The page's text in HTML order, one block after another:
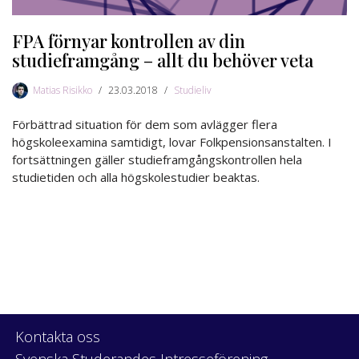
FPA förnyar kontrollen av din
studieframgång – allt du behöver veta
Matias Risikko 23.03.2018 Studieliv
Förbättrad situation för dem som avlägger flera
högskoleexamina samtidigt, lovar Folkpensionsanstalten. I
fortsättningen gäller studieframgångskontrollen hela
studietiden och alla högskolestudier beaktas.
Kontakta oss